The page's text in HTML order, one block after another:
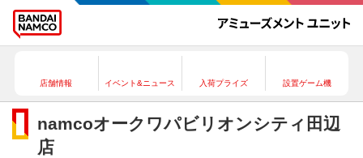
店舗情報 イベント&ニュース 入荷プライズ 設置ゲーム機
namcoオークワパビリオンシティ田辺
店